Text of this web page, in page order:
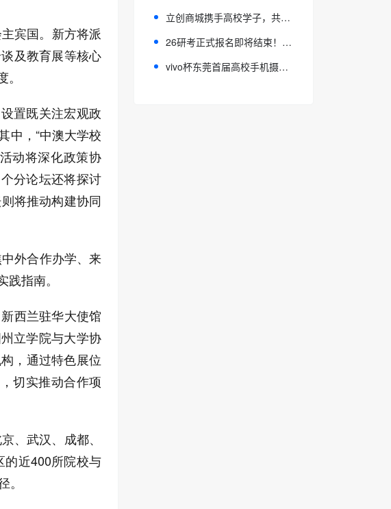
宾国。新方将派
及教育展等核心
置既关注宏观政
中，“中澳大学校
动将深化政策协
分论坛还将探讨
将推动构建协同
外合作办学、来
指南。
西兰驻华大使馆
立学院与大学协
，通过特色展位
切实推动合作项
、武汉、成都、
的近400所院校与
立创商城携手高校学子，共筑电子工程创新生态
26研考正式报名即将结束！上财滴水湖高金MF金融硕士最全报考攻略来了
vivo杯东莞首届高校手机摄影大赛正式启动：以青春之眼 定格东莞城市印象